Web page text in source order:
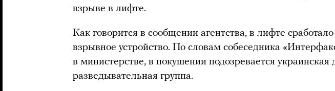
взрыве в лифте.
Как говорится в сообщении агентства, в лифте
взрывное устройство. По словам собеседника
в министерстве, в покушении подозревается украинская
разведывательная группа.